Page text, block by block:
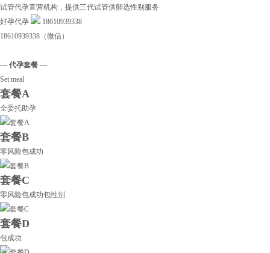
试管代孕直营机构，提供三代试管供卵选性别服务
好孕代孕
18610939338
18610939338（微信）
— 代孕套餐 —
Set meal
套餐A
全委托助孕
套餐B
零风险包成功
套餐C
零风险包成功包性别
套餐D
包成功